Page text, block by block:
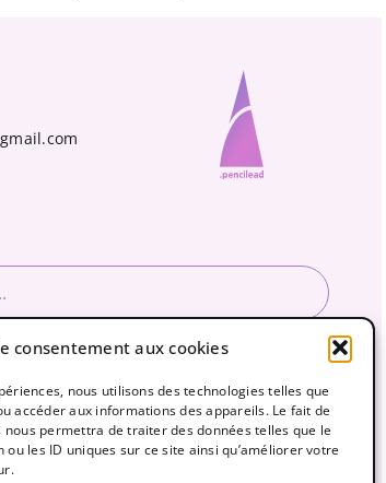
consentement aux cookies
nous utilisons des technologies telles que
accéder aux informations des appareils. Le fait de
permettra de traiter des données telles que le
les ID uniques sur ce site ainsi qu’améliorer votre